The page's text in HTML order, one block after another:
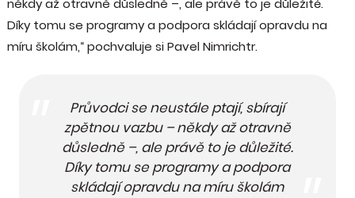
někdy až otravně důsledně –, ale právě to je důležité.
Díky tomu se programy a podpora skládají opravdu na
míru školám,“ pochvaluje si Pavel Nimrichtr.
Průvodci se neustále ptají, sbírají
zpětnou vazbu – někdy až otravně
důsledně –, ale právě to je důležité.
Díky tomu se programy a podpora
skládají opravdu na míru školám